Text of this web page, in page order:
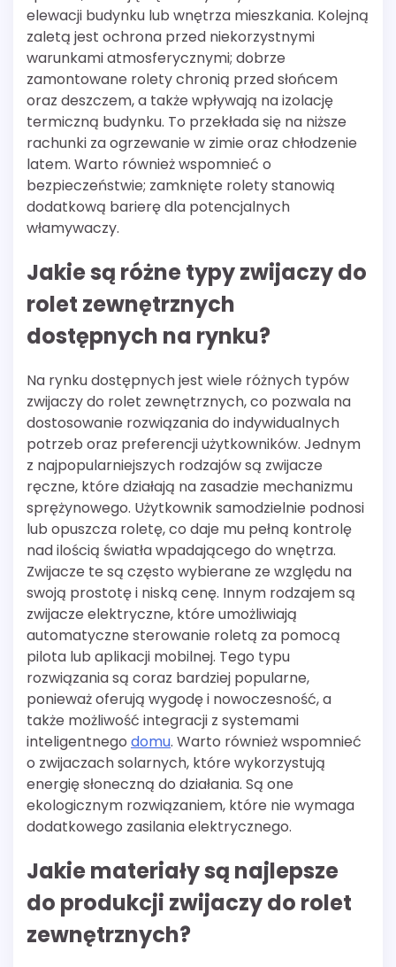
elewacji budynku lub wnętrza mieszkania. Kolejną
zaletą jest ochrona przed niekorzystnymi
warunkami atmosferycznymi; dobrze
zamontowane rolety chronią przed słońcem
oraz deszczem, a także wpływają na izolację
termiczną budynku. To przekłada się na niższe
rachunki za ogrzewanie w zimie oraz chłodzenie
latem. Warto również wspomnieć o
bezpieczeństwie; zamknięte rolety stanowią
dodatkową barierę dla potencjalnych
włamywaczy.
Jakie są różne typy zwijaczy do
rolet zewnętrznych
dostępnych na rynku?
Na rynku dostępnych jest wiele różnych typów
zwijaczy do rolet zewnętrznych, co pozwala na
dostosowanie rozwiązania do indywidualnych
potrzeb oraz preferencji użytkowników. Jednym
z najpopularniejszych rodzajów są zwijacze
ręczne, które działają na zasadzie mechanizmu
sprężynowego. Użytkownik samodzielnie podnosi
lub opuszcza roletę, co daje mu pełną kontrolę
nad ilością światła wpadającego do wnętrza.
Zwijacze te są często wybierane ze względu na
swoją prostotę i niską cenę. Innym rodzajem są
zwijacze elektryczne, które umożliwiają
automatyczne sterowanie roletą za pomocą
pilota lub aplikacji mobilnej. Tego typu
rozwiązania są coraz bardziej popularne,
ponieważ oferują wygodę i nowoczesność, a
także możliwość integracji z systemami
inteligentnego domu. Warto również wspomnieć
o zwijaczach solarnych, które wykorzystują
energię słoneczną do działania. Są one
ekologicznym rozwiązaniem, które nie wymaga
dodatkowego zasilania elektrycznego.
Jakie materiały są najlepsze
do produkcji zwijaczy do rolet
zewnętrznych?